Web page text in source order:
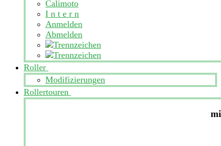
Calimoto
I n t e r n
Anmelden
Abmelden
Roller
Modifizierungen
Rollertouren